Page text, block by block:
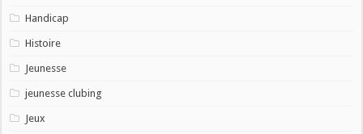
Handicap
Histoire
Jeunesse
jeunesse clubing
Jeux